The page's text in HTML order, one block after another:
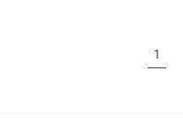
1